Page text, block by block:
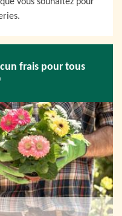
frais pour tous